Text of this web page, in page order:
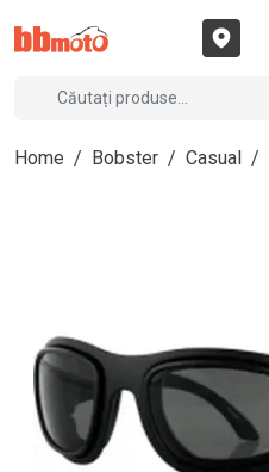
Home / Bobster / Casual /